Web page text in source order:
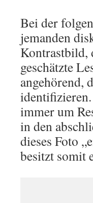
Bei der
jemanden
Kontrastbild,
geschätzte
angehörend,
immer um
in den
dieses Foto
besitzt somit